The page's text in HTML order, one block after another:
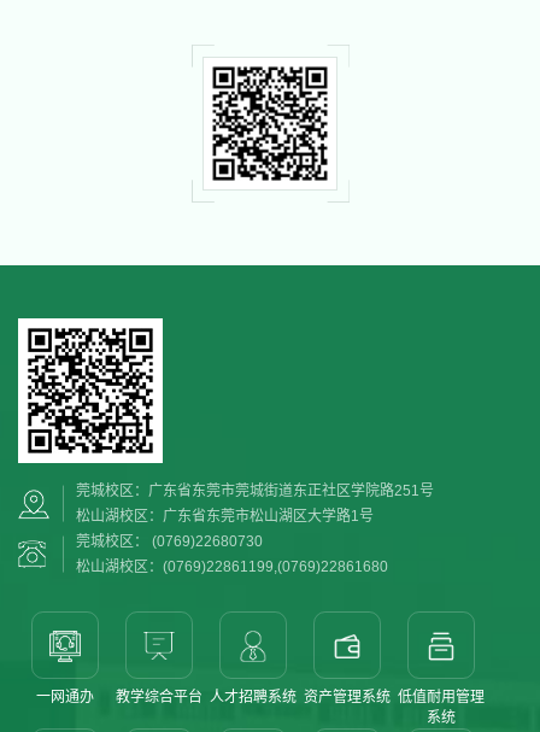
莞城校区：广东省东莞市莞城街道东正社区学院路251号
松山湖校区：广东省东莞市松山湖区大学路1号
莞城校区： (0769)22680730
松山湖校区：(0769)22861199,(0769)22861680
一网通办 教学综合平台 人才招聘系统 资产管理系统 低值耐用管理
系统